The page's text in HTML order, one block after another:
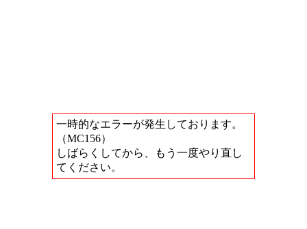
一時的なエラーが発生しております。
（MC156）
しばらくしてから、もう一度やり直し
てください。